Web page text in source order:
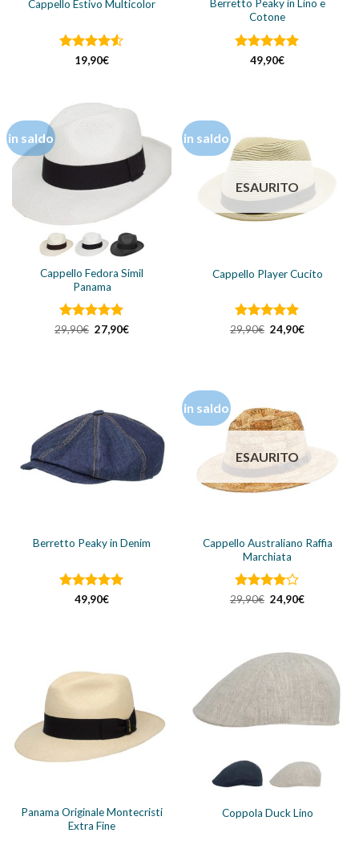
Cappello Estivo Multicolor
Valutato
19,90€
Berretto Peaky in Lino e
Cotone
Valutato
49,90€
in saldo
Cappello Fedora Simil
Panama
Valutato
29,90€ Il
prezzo
27,90€Il
in saldo
ESAURITO
Cappello Player Cucito
Valutato5
29,90€ Il
prezzo
24,90€Il
Berretto Peaky in Denim
Valutato5
49,90€
in saldo
ESAURITO
Cappello Australiano Raffia
Marchiata
Valutato
29,90€ Il
prezzo
24,90€Il
Panama Originale Montecristi
Extra Fine
Coppola Duck Lino